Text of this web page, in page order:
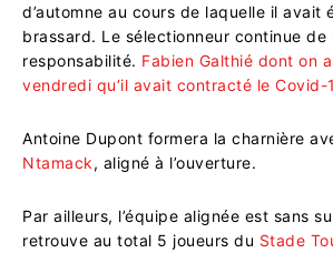
d’automne au cours de laquelle il avait
brassard. Le sélectionneur continue
responsabilité. Fabien Galthié dont on
vendredi qu’il avait contracté le Covid-
Antoine Dupont formera la charnière
Ntamack, aligné à l’ouverture.
Par ailleurs, l’équipe alignée est sans
retrouve au total 5 joueurs du Stade